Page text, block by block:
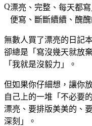
漂亮、完整、每天都
便寫、斷斷續續、醜
無數人買了漂亮的日記
卻總是「寫沒幾天就放
「我就是沒毅力」。
但如果你仔細想，讓你
自己上的一堆「不必要
漂亮、要排版美美的、
深刻」。